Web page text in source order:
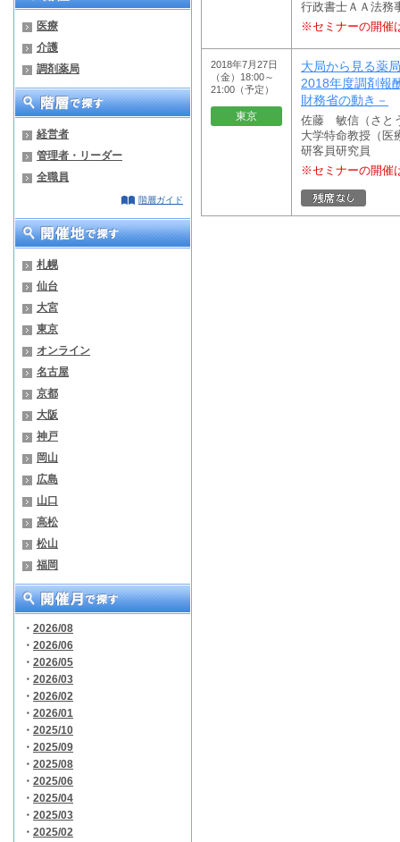
医療
介護
調剤薬局
経営者
管理者・リーダー
全職員
階層ガイド
札幌
仙台
大宮
東京
オンライン
名古屋
京都
大阪
神戸
岡山
広島
山口
高松
松山
福岡
・ 2026/08
・ 2026/06
・ 2026/05
・ 2026/03
・ 2026/02
・ 2026/01
・ 2025/10
・ 2025/09
・ 2025/08
・ 2025/06
・ 2025/04
・ 2025/03
・ 2025/02
行政書士ＡＡ法務
※セミナーの開催
2018年7月27日
（金）18:00～
21:00（予定）
東京
大局から見る薬
2018年度調剤報
財務省の動き－
佐藤 敏信（さと
大学特命教授（医
研客員研究員
※セミナーの開催